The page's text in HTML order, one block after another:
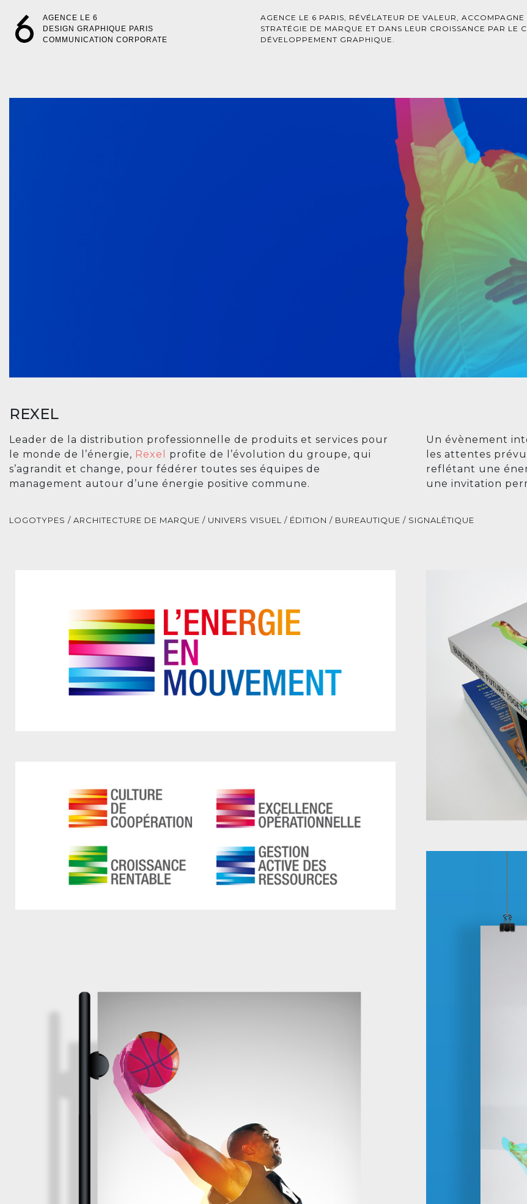
AGENCE LE 6
DESIGN GRAPHIQUE PARIS
COMMUNICATION CORPORATE
AGENCE LE 6 PARIS, RÉVÉLATEUR DE VALEUR, ACCOMPAGNE
STRATÉGIE DE MARQUE ET DANS LEUR CROISSANCE PAR LE
DÉVELOPPEMENT GRAPHIQUE.
Culture
REXEL
Leader de la distribution professionnelle de produits et services pour
le monde de l’énergie, Rexel
profite de l’évolution du groupe, qui
s’agrandit et change, pour fédérer toutes ses équipes de
management autour d’une énergie positive commune.
Un évènement
les attentes
reflétant une
une invitation
LOGOTYPES / ARCHITECTURE DE MARQUE / UNIVERS VISUEL / ÉDITION / BUREAUTIQUE / SIGNALÉTIQUE